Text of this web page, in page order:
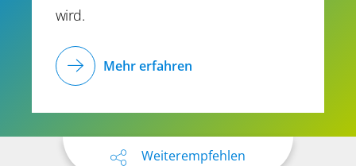
wird.
Mehr erfahren
Weiterempfehlen